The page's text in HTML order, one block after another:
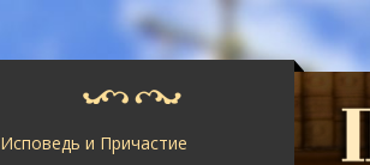
Исповедь и Причастие